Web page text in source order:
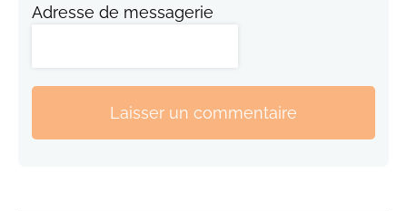
Adresse de messagerie
Laisser un commentaire